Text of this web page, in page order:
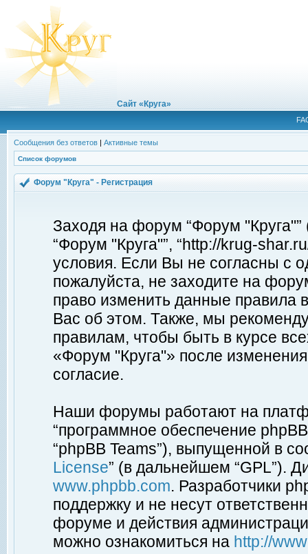
Сайт «Круга»
Сообщения без ответов | Активные темы
Список форумов
Форум "Круга" - Регистрация
Заходя на форум “Форум
“Форум "Круга"”, “http://krug-
условия. Если Вы не согласны с
пожалуйста, не заходите на
право изменить данные правила
Вас об этом. Также, мы
правилам, чтобы быть в курсе
«Форум "Круга"» после
согласие.
Наши форумы работают на
“программное обеспечение
“phpBB Teams”), выпущенной в
License” (в дальнейшем “GPL”).
www.phpbb.com. Разработчики
поддержку и не несут
форуме и действия
можно ознакомиться на http://